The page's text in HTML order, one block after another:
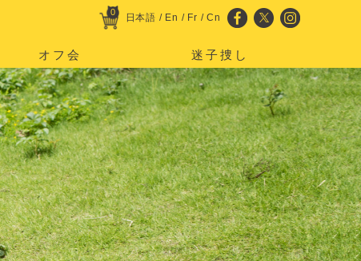
0 日本語 / En / Fr /Cn
オフ会 迷子捜し